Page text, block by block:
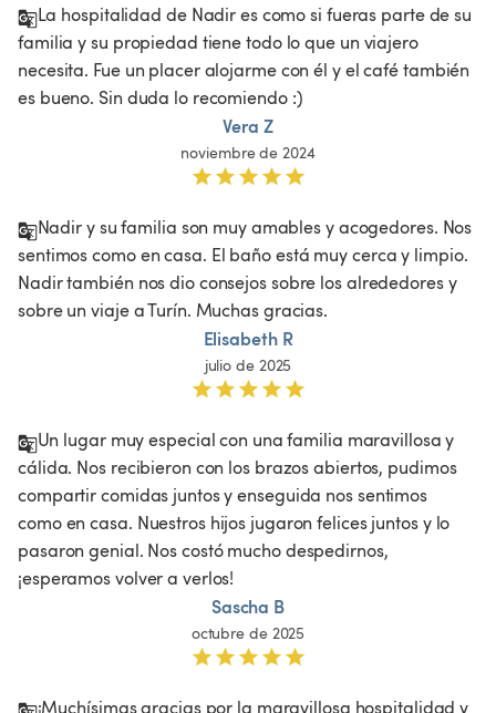
La hospitalidad de Nadir es como si fueras parte de su
familia y su propiedad tiene todo lo que un viajero
necesita. Fue un placer alojarme con él y el café también
es bueno. Sin duda lo recomiendo :)
Vera Z
noviembre de 2024
Nadir y su familia son muy amables y acogedores. Nos
sentimos como en casa. El baño está muy cerca y limpio.
Nadir también nos dio consejos sobre los alrededores y
sobre un viaje a Turín. Muchas gracias.
Elisabeth R
julio de 2025
Un lugar muy especial con una familia maravillosa y
cálida. Nos recibieron con los brazos abiertos, pudimos
compartir comidas juntos y enseguida nos sentimos
como en casa. Nuestros hijos jugaron felices juntos y lo
pasaron genial. Nos costó mucho despedirnos,
Sascha B
octubre de 2025
¡Muchísimas gracias por la maravillosa hospitalidad y